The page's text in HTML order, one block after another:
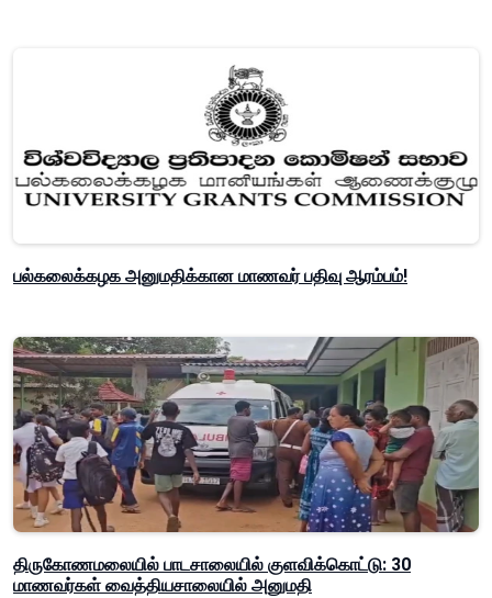
பல்கலைக்கழக அனுமதிக்கான மாணவர் பதிவு ஆரம்பம்!
திருகோணமலையில் பாடசாலையில் குளவிக்கொட்டு: 30
மாணவர்கள் வைத்தியசாலையில் அனுமதி